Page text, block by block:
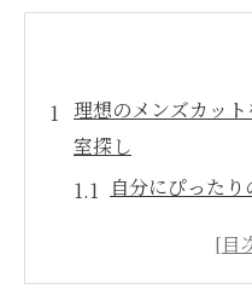
理想のメンズカッ
室探し
自分にぴった